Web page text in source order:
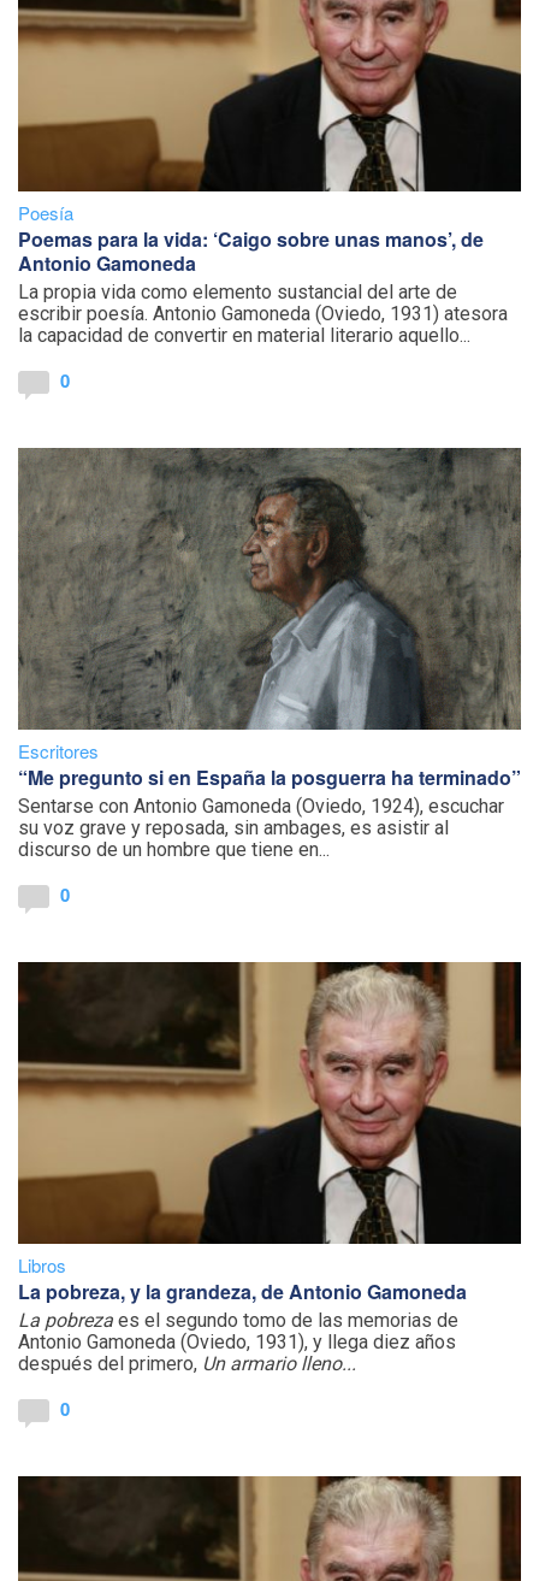
Poesía
Poemas para la vida: ‘Caigo sobre unas manos’, de
Antonio Gamoneda
La propia vida como elemento sustancial del arte de
escribir poesía. Antonio Gamoneda (Oviedo, 1931) atesora
la capacidad de convertir en material literario aquello...
0
Escritores
“Me pregunto si en España la posguerra ha terminado”
Sentarse con Antonio Gamoneda (Oviedo, 1924), escuchar
su voz grave y reposada, sin ambages, es asistir al
discurso de un hombre que tiene en...
0
Libros
La pobreza, y la grandeza, de Antonio Gamoneda
La pobreza es el segundo tomo de las memorias de
Antonio Gamoneda (Oviedo, 1931), y llega diez años
después del primero, Un armario lleno...
0